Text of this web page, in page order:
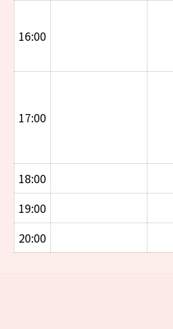
16:00
17:00
18:00
19:00
20:00